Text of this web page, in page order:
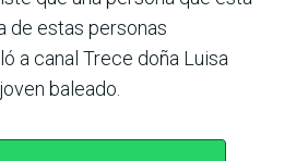
de estas personas
a canal Trece doña Luisa
baleado.